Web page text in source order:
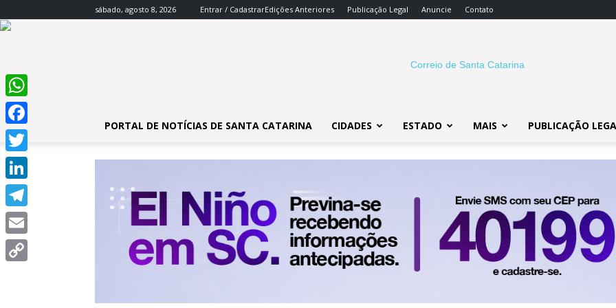
sábado, agosto 8, 2026 Entrar / CadastrarEdições Anteriores Publicação Legal Anuncie Contato
SC
PORTAL DE NOTÍCIAS DE SANTA CATARINA CIDADES ESTADO MAIS PUBLICAÇÃO
WhatsApp
Facebook
Twitter
LinkedIn
Telegram
Email